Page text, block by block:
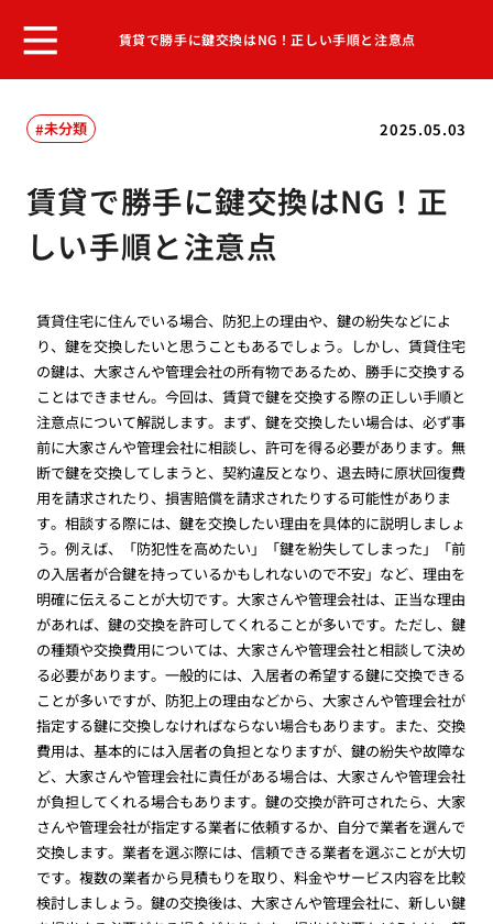
賃貸で勝手に鍵交換はNG！正しい手順と注意点
2025.05.03
未分類
賃貸で勝手に鍵交換はNG！正
しい手順と注意点
賃貸住宅に住んでいる場合、防犯上の理由や、鍵の紛失などによ
り、鍵を交換したいと思うこともあるでしょう。しかし、賃貸住宅
の鍵は、大家さんや管理会社の所有物であるため、勝手に交換する
ことはできません。今回は、賃貸で鍵を交換する際の正しい手順と
注意点について解説します。まず、鍵を交換したい場合は、必ず事
前に大家さんや管理会社に相談し、許可を得る必要があります。無
断で鍵を交換してしまうと、契約違反となり、退去時に原状回復費
用を請求されたり、損害賠償を請求されたりする可能性がありま
す。相談する際には、鍵を交換したい理由を具体的に説明しましょ
う。例えば、「防犯性を高めたい」「鍵を紛失してしまった」「前
の入居者が合鍵を持っているかもしれないので不安」など、理由を
明確に伝えることが大切です。大家さんや管理会社は、正当な理由
があれば、鍵の交換を許可してくれることが多いです。ただし、鍵
の種類や交換費用については、大家さんや管理会社と相談して決め
る必要があります。一般的には、入居者の希望する鍵に交換できる
ことが多いですが、防犯上の理由などから、大家さんや管理会社が
指定する鍵に交換しなければならない場合もあります。また、交換
費用は、基本的には入居者の負担となりますが、鍵の紛失や故障な
ど、大家さんや管理会社に責任がある場合は、大家さんや管理会社
が負担してくれる場合もあります。鍵の交換が許可されたら、大家
さんや管理会社が指定する業者に依頼するか、自分で業者を選んで
交換します。業者を選ぶ際には、信頼できる業者を選ぶことが大切
です。複数の業者から見積もりを取り、料金やサービス内容を比較
検討しましょう。鍵の交換後は、大家さんや管理会社に、新しい鍵